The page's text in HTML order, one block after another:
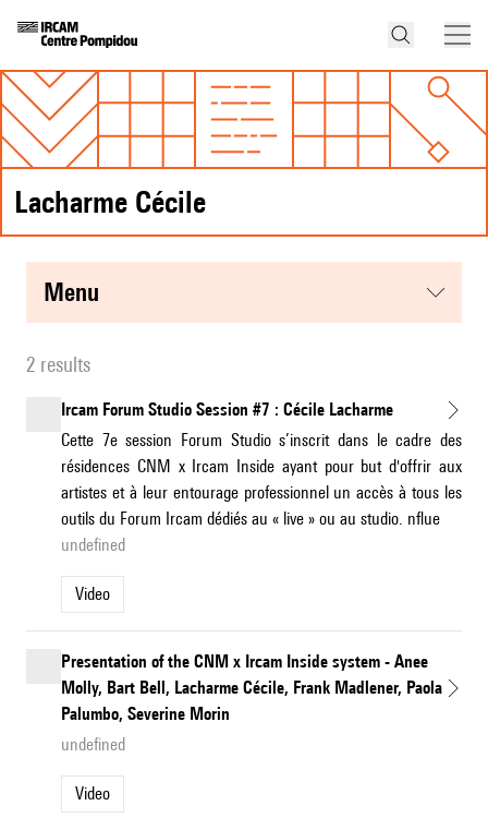
Lacharme Cécile
menu
2 results
Ircam Forum Studio Session #7 : Cécile Lacharme
Cette 7e session Forum Studio s’inscrit dans le cadre des
résidences CNM x Ircam Inside ayant pour but d'offrir aux
artistes et à leur entourage professionnel un accès à tous les
outils du Forum Ircam dédiés au « live » ou au studio. nflue
undefined
Video
Presentation of the CNM x Ircam Inside system - Anee
Molly, Bart Bell, Lacharme Cécile, Frank Madlener, Paola
Palumbo, Severine Morin
undefined
Video